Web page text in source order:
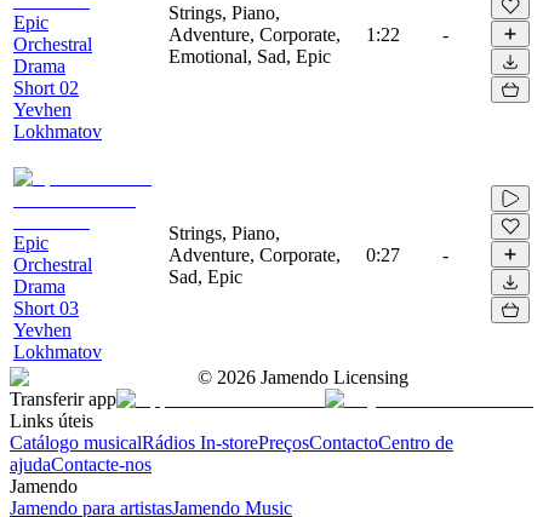
Epic
Orchestral
Drama
Short 02
Yevhen
Lokhmatov
Strings, Piano,
Adventure, Corporate,
Emotional, Sad, Epic
1:22 -
Epic
Orchestral
Drama
Short 03
Yevhen
Lokhmatov
Strings, Piano,
Adventure, Corporate,
Sad, Epic
0:27 -
© 2026 Jamendo Licensing
Transferir app
Links úteis
Catálogo musicalRádios In-storePreçosContactoCentro de
ajudaContacte-nos
Jamendo
Jamendo para artistasJamendo Music